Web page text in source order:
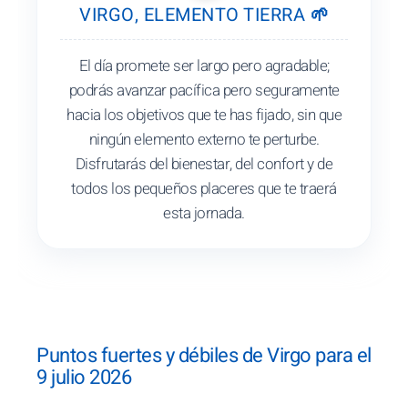
VIRGO, ELEMENTO TIERRA 🌱
El día promete ser largo pero agradable;
podrás avanzar pacífica pero seguramente
hacia los objetivos que te has fijado, sin que
ningún elemento externo te perturbe.
Disfrutarás del bienestar, del confort y de
todos los pequeños placeres que te traerá
esta jornada.
Puntos fuertes y débiles de Virgo para el
9 julio 2026